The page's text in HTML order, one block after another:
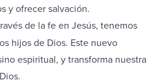
y ofrecer salvación.
de la fe en Jesús, tenemos
hijos de Dios. Este nuevo
espiritual, y transforma nuestra